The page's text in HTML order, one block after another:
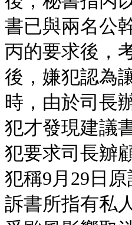
書已與兩名公
丙的要求後，
後，嫌犯認為
時，由於司長
犯才發現建議
犯要求司長辧
犯稱9月29日
訴書所指有私